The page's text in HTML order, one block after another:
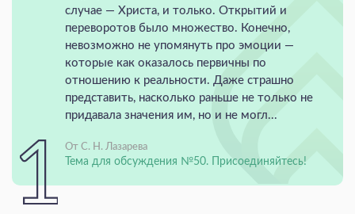
случае — Христа, и только. Открытий и
переворотов было множество. Конечно,
невозможно не упомянуть про эмоции —
которые как оказалось первичны по
отношению к реальности. Даже страшно
представить, насколько раньше не только не
придавала значения им, но и не могл...
От С. Н. Лазарева
Тема для обсуждения №50. Присоединяйтесь!